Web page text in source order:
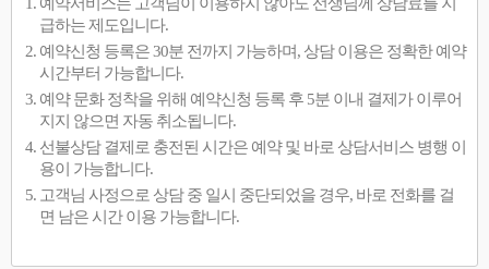
급하는 제도입니다.
예약신청 등록은 30분 전까지 가능하며, 상담 이용은 정확한 예약
시간부터 가능합니다.
예약 문화 정착을 위해 예약신청 등록 후 5분 이내 결제가 이루어
지지 않으면 자동 취소됩니다.
선불상담 결제로 충전된 시간은 예약 및 바로 상담서비스 병행 이
용이 가능합니다.
고객님 사정으로 상담 중 일시 중단되었을 경우, 바로 전화를 걸
면 남은 시간 이용 가능합니다.